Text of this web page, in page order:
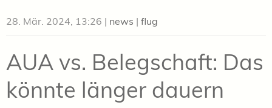
28. Mär. 2024, 13:26 | news | flug
AUA vs. Belegschaft: Das
könnte länger dauern